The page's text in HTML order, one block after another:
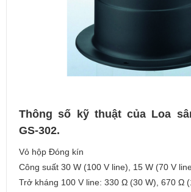
Thông số kỹ thuật của Loa
GS-302.
Vỏ hộp Đóng kín
Công suất 30 W (100 V line), 15 W (70 V
Trở kháng 100 V line: 330 Ω (30 W), 670 Ω